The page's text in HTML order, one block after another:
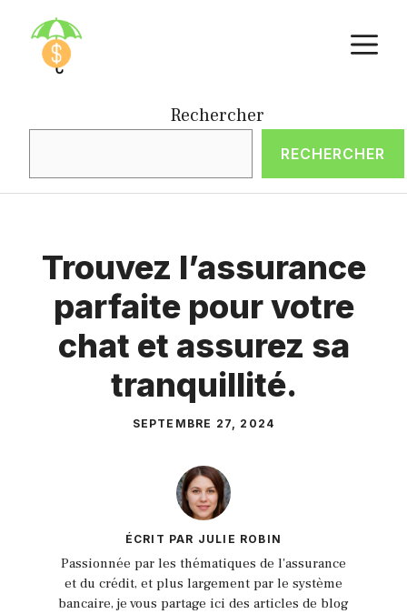
contenu
Rechercher
RECHERCHER
Trouvez l’assurance
parfaite pour votre
chat et assurez sa
tranquillité.
SEPTEMBRE 27, 2024
ÉCRIT PAR JULIE ROBIN
Passionnée par les thématiques de l'assurance
et du crédit, et plus largement par le système
bancaire, je vous partage ici des articles de blog